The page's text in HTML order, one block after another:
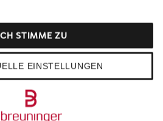
EINSTELLUNGEN
STIMME ZU